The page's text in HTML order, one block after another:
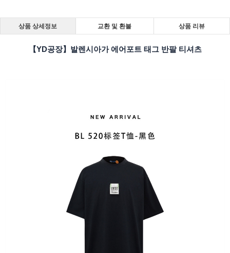
상품 상세정보 교환 및 환불 상품 리뷰
【YD공장】발렌시아가 에어포트 태그 반팔 티셔츠